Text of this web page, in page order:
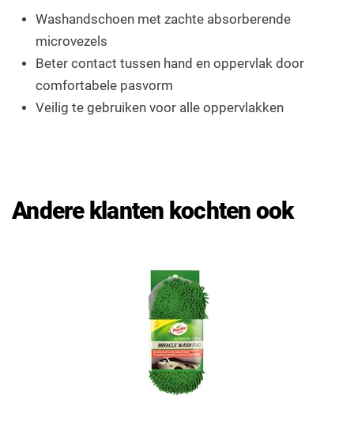
Washandschoen met zachte absorberende
microvezels
Beter contact tussen hand en oppervlak door
comfortabele pasvorm
Veilig te gebruiken voor alle oppervlakken
Andere klanten kochten ook